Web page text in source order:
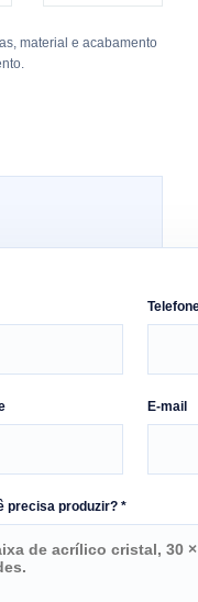
material e acabamento
E-mail
precisa produzir? *